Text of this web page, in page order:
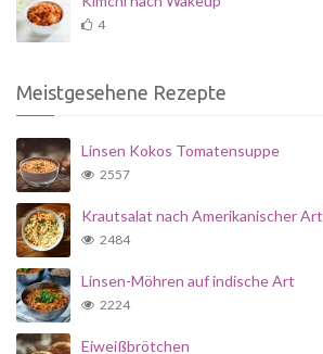
4
Meistgesehene Rezepte
Linsen Kokos Tomatensuppe
2557
Krautsalat nach Amerikanischer Art
2484
Linsen-Möhren auf indische Art
2224
Eiweißbrötchen